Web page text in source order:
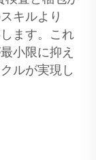
キルより
ます。これ
小限に抑え
ルが実現し